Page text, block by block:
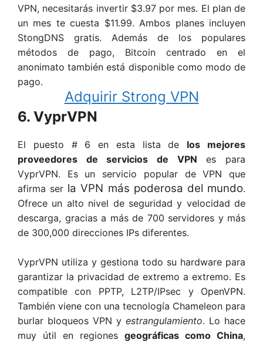
VPN, necesitarás invertir $3.97 por mes. El plan de
un mes te cuesta $11.99. Ambos planes incluyen
StongDNS gratis. Además de los populares
métodos de pago, Bitcoin centrado en el
anonimato también está disponible como modo de
pago.
AdquirirStrong VPN
6. VyprVPN
El puesto # 6 en esta lista de los mejores
proveedores de servicios de VPN es para
VyprVPN. Es un servicio popular de VPN que
afirma ser la VPN más poderosa del mundo.
Ofrece un alto nivel de seguridad y velocidad de
descarga, gracias a más de 700 servidores y más
de 300,000 direcciones IPs diferentes.
VyprVPN utiliza y gestiona todo su hardware para
garantizar la privacidad de extremo a extremo. Es
compatible con PPTP, L2TP/IPsec y OpenVPN.
También viene con una tecnología Chameleon para
burlar bloqueos VPN y estrangulamiento. Lo hace
muy útil en regiones geográficas como China,